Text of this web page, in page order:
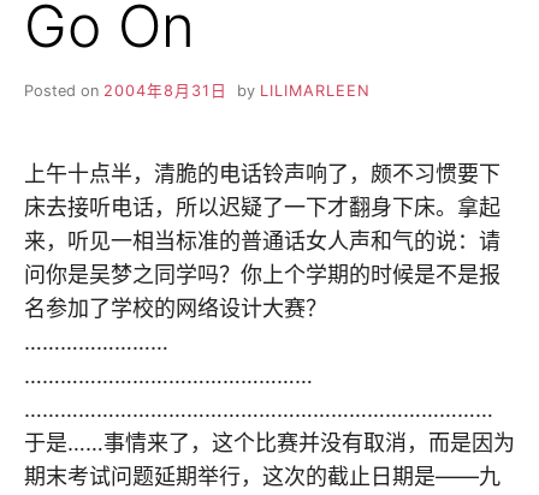
Go On
Posted on 2004年8月31日 by LILIMARLEEN
上午十点半，清脆的电话铃声响了，颇不习惯要下
床去接听电话，所以迟疑了一下才翻身下床。拿起
来，听见一相当标准的普通话女人声和气的说：请
问你是吴梦之同学吗？你上个学期的时候是不是报
名参加了学校的网络设计大赛？
……………………
…………………………………………
……………………………………………………………………
于是……事情来了，这个比赛并没有取消，而是因为
期末考试问题延期举行，这次的截止日期是——九